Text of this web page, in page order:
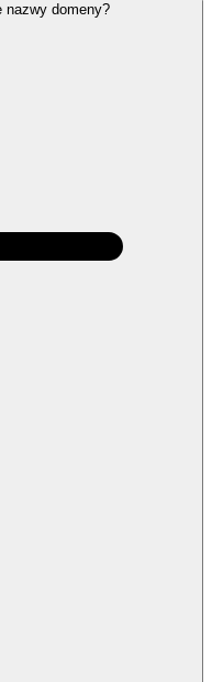
nazwy domeny?